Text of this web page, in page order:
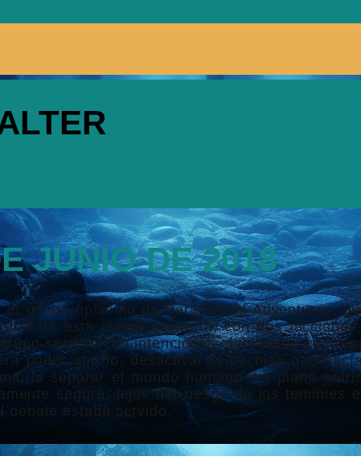
JUNIO DE 2018
quinto episodio de Paranormal Adventures,
de esta nueva aventura, con dos
secreto con intenciones claramente
poder abrirlo, desactivar el hechizo que
separar el mundo humano del plano
segura, lejos del riesgo de los temibles
estaba servido.